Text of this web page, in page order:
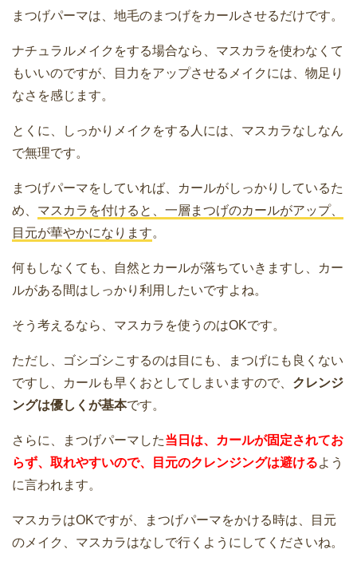
まつげパーマは、地毛のまつげをカールさせるだけです。
ナチュラルメイクをする場合なら、マスカラを使わなくて
もいいのですが、目力をアップさせるメイクには、物足り
なさを感じます。
とくに、しっかりメイクをする人には、マスカラなしなん
で無理です。
まつげパーマをしていれば、カールがしっかりしているた
め、 マスカラを付けると、一層まつげのカールがアップ、
目元が華やかになります。
何もしなくても、自然とカールが落ちていきますし、カー
ルがある間はしっかり利用したいですよね。
そう考えるなら、マスカラを使うのはOKです。
ただし、ゴシゴシこするのは目にも、まつげにも良くない
ですし、カールも早くおとしてしまいますので、 クレンジ
ングは優しくが基本です。
さらに、まつげパーマした当日は、カールが固定されてお
らず、取れやすいので、目元のクレンジングは避けるよう
に言われます。
マスカラはOKですが、まつげパーマをかける時は、目元
のメイク、マスカラはなしで行くようにしてくださいね。